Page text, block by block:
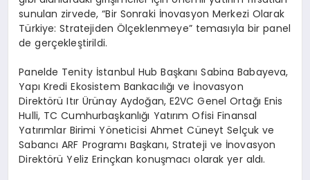
sunulan zirvede, “Bir Sonraki İnovasyon Merkezi Olarak
Türkiye: Stratejiden Ölçeklenmeye” temasıyla bir panel
de gerçekleştirildi.
Panelde Tenity İstanbul Hub Başkanı Sabina Babayeva,
Yapı Kredi Ekosistem Bankacılığı ve İnovasyon
Direktörü Itır Ürünay Aydoğan, E2VC Genel Ortağı Enis
Hulli, TC Cumhurbaşkanlığı Yatırım Ofisi Finansal
Yatırımlar Birimi Yöneticisi Ahmet Cüneyt Selçuk ve
Sabancı ARF Programı Başkanı, Strateji ve İnovasyon
Direktörü Yeliz Erinçkan konuşmacı olarak yer aldı.